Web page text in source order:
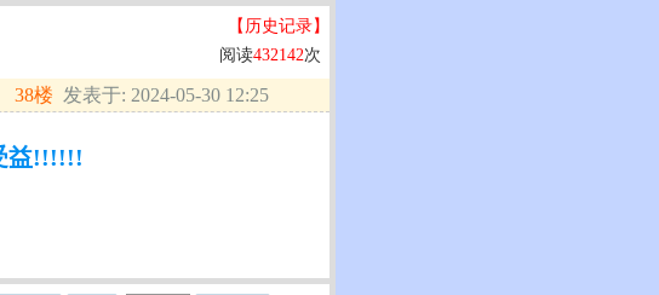
【历史记录】
阅读432142次
38楼 发表于: 2024-05-30 12:25
益!!!!!!